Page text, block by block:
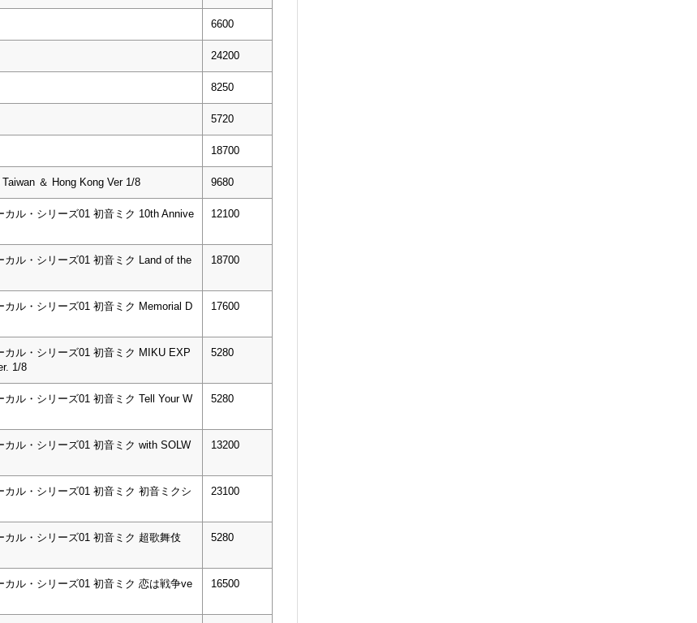
6600
24200
8250
5720
18700
＆ Hong Kong Ver 1/8 9680
ル・シリーズ01 初音ミク 10th Annive
12100
ル・シリーズ01 初音ミク Land of the
18700
ル・シリーズ01 初音ミク Memorial D
17600
ル・シリーズ01 初音ミク MIKU EXP
1/8
5280
ル・シリーズ01 初音ミク Tell Your W
5280
ル・シリーズ01 初音ミク with SOLW
13200
ル・シリーズ01 初音ミク 初音ミクシ
23100
ル・シリーズ01 初音ミク 超歌舞伎
5280
ル・シリーズ01 初音ミク 恋は戦争ve
16500